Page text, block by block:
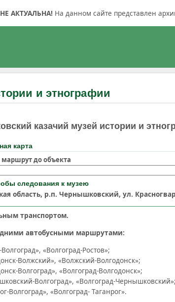
АКТУАЛЬНА! На данном сайте представлен
и этнографии
казачий музей истории и
карта
маршрут до объекта
следования к музею
область, р.п. Чернышковский, ул.
транспортом.
автобусными маршрутами:
«Волгоград-Ростов»;
Волжский», «Волжский-Волгодонск»;
Волгоград», «Волгоград-Волгодонск»;
Волгоград», «Волгоград-Чернышковский»;
Волгоград», «Волгоград- Таганрог».